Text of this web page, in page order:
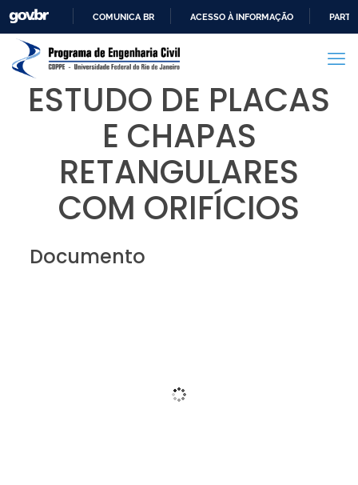
PARA
CONTEÚDO
COMUNICA BR ACESSO À INFORMAÇÃO
ESTUDO DE PLACAS
E CHAPAS
RETANGULARES
COM ORIFÍCIOS
Documento